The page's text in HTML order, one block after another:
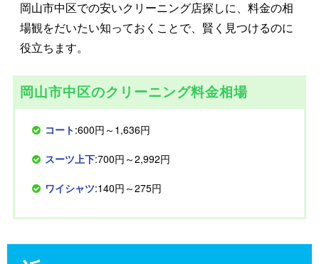
岡山市中区での安いクリーニング店探しに、料金の相
場観をだいたい知っておくことで、賢く見つけるのに
役立ちます。
岡山市中区のクリーニング料金相場
コート:600円～1,636円
スーツ上下:700円～2,992円
ワイシャツ:140円～275円